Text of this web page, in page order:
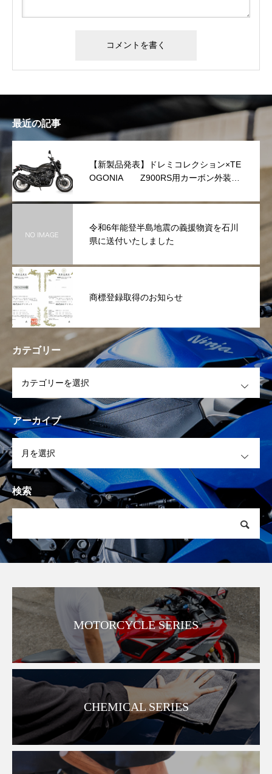
最近の記事
【新製品発表】ドレミコレクション×TE
OGONIA Z900RS用カーボン外装シ
令和6年能登半島地震の義援物資を石川
県に送付いたしました
商標登録取得のお知らせ
カテゴリー
アーカイブ
検索
MOTORCYCLE SERIES
CHEMICAL SERIES